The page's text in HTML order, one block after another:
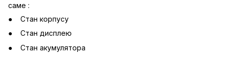
саме :
Стан корпусу
Стан дисплею
Стан акумулятора